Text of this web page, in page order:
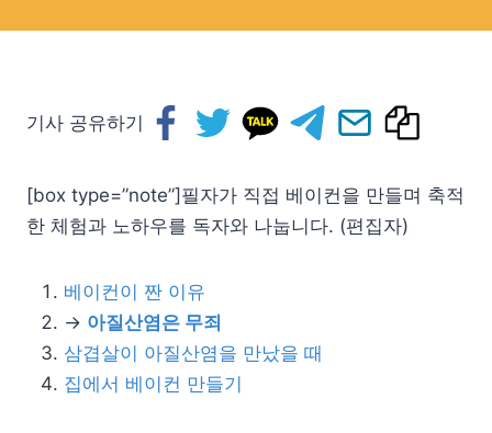
기사 공유하기
[box type=”note”]필자가 직접 베이컨을 만들며 축적
한 체험과 노하우를 독자와 나눕니다. (편집자)
베이컨이 짠 이유
→ 아질산염은 무죄
삼겹살이 아질산염을 만났을 때
집에서 베이컨 만들기